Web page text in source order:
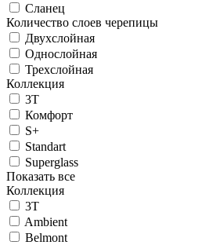
Сланец
Количество слоев черепицы
Двухслойная
Однослойная
Трехслойная
Коллекция
3T
Комфорт
S+
Standart
Superglass
Показать все
Коллекция
3T
Ambient
Belmont